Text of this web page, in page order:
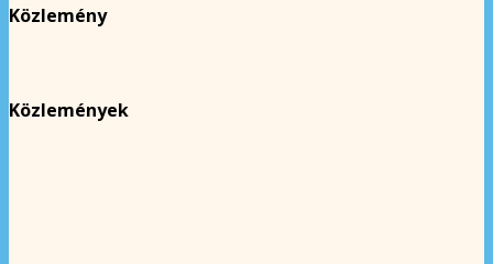
Közlemény
Közlemények